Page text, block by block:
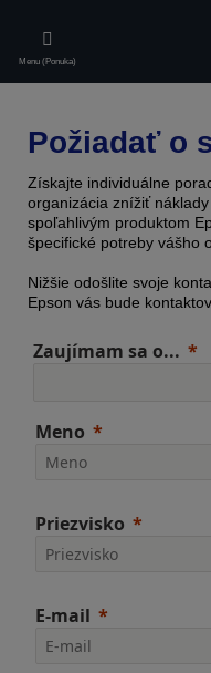
main
content
Menu (Ponuka)
Požiadať o
Získajte individuálne
organizácia znížiť
spoľahlivým produktom
špecifické potreby vášho
Nižšie odošlite svoje
Epson vás bude
Zaujímam sa o...
Meno
Priezvisko
E-mail